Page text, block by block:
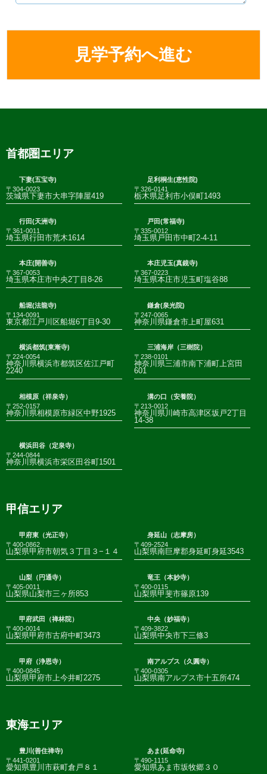
首都圏エリア
下妻(五宝寺)
〒304-0023
茨城県下妻市大串字陣屋419
足利桐生(恵性院)
〒326-0141
栃木県足利市小俣町1493
行田(天洲寺)
〒361-0011
埼玉県行田市荒木1614
戸田(常福寺)
〒335-0012
埼玉県戸田市中町2-4-11
本庄(開善寺)
〒367-0053
埼玉県本庄市中央2丁目8-26
本庄児玉(真鏡寺)
〒367-0223
埼玉県本庄市児玉町塩谷88
船堀(法龍寺)
〒134-0091
東京都江戸川区船堀6丁目9-30
鎌倉(泉光院)
〒247-0065
神奈川県鎌倉市上町屋631
横浜都筑(東漸寺)
〒224-0054
神奈川県横浜市都筑区佐江戸町
2240
三浦海岸（三樹院）
〒238-0101
神奈川県三浦市南下浦町上宮田
601
相模原（祥泉寺）
〒252-0157
神奈川県相模原市緑区中野1925
溝の口（安養院）
〒213-0012
神奈川県川崎市高津区坂戸2丁目
14-38
横浜田谷（定泉寺）
〒244-0844
神奈川県横浜市栄区田谷町1501
甲信エリア
甲府東（光正寺）
〒400-0862
山梨県甲府市朝気３丁目３−１４
身延山（志摩房）
〒409-2524
山梨県南巨摩郡身延町身延3543
山梨（円通寺）
〒405-0011
山梨県山梨市三ヶ所853
竜王（本妙寺）
〒400-0115
山梨県甲斐市篠原139
甲府武田（禅林院）
〒400-0014
山梨県甲府市古府中町3473
中央（妙福寺）
〒409-3822
山梨県中央市下三條3
甲府（浄恩寺）
〒400-0845
山梨県甲府市上今井町2275
南アルプス（久圓寺）
〒400-0305
山梨県南アルプス市十五所474
東海エリア
豊川(善住禅寺)
〒441-0201
愛知県豊川市萩町倉戸８１
あま(延命寺)
〒490-1115
愛知県あま市坂牧郷３０